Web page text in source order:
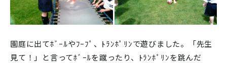
園庭に出てﾎﾞｰﾙやﾌｰﾌﾟ、ﾄﾗﾝﾎﾟﾘﾝで遊びました。「先生
見て！」と言ってﾎﾞｰﾙを蹴ったり、ﾄﾗﾝﾎﾟﾘﾝを跳んだ